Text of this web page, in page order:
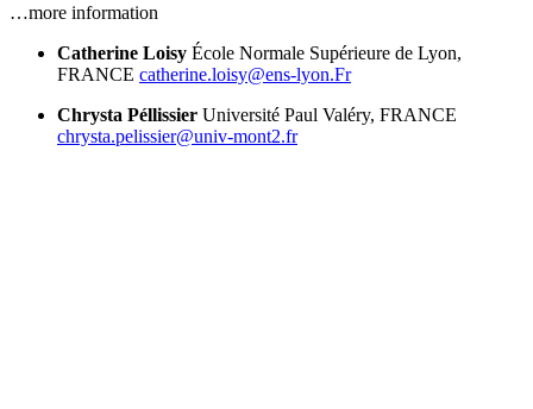
…more information
Catherine Loisy École Normale Supérieure de Lyon,
FRANCE catherine.loisy@ens-lyon.Fr
Chrysta Péllissier Université Paul Valéry, FRANCE
chrysta.pelissier@univ-mont2.fr